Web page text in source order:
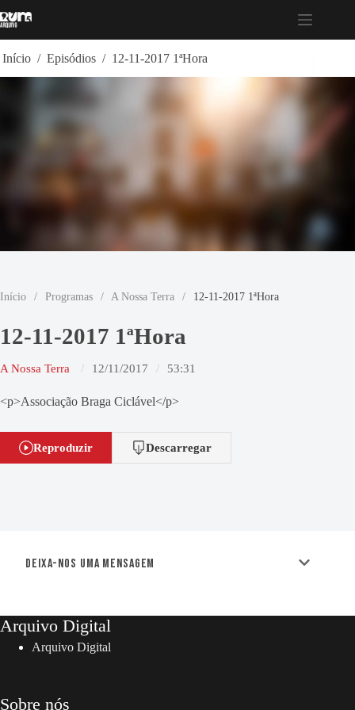
para
Início / Episódios / 12-11-2017 1ªHora
Início / Programas / A Nossa Terra / 12-11-2017 1ªHora
12-11-2017 1ªHora
A Nossa Terra 12/11/2017 53:31
<p>Associação Braga Ciclável</p>
Reproduzir Descarregar
Deixa-nos uma mensagem
Arquivo Digital
Arquivo Digital
Sobre nós